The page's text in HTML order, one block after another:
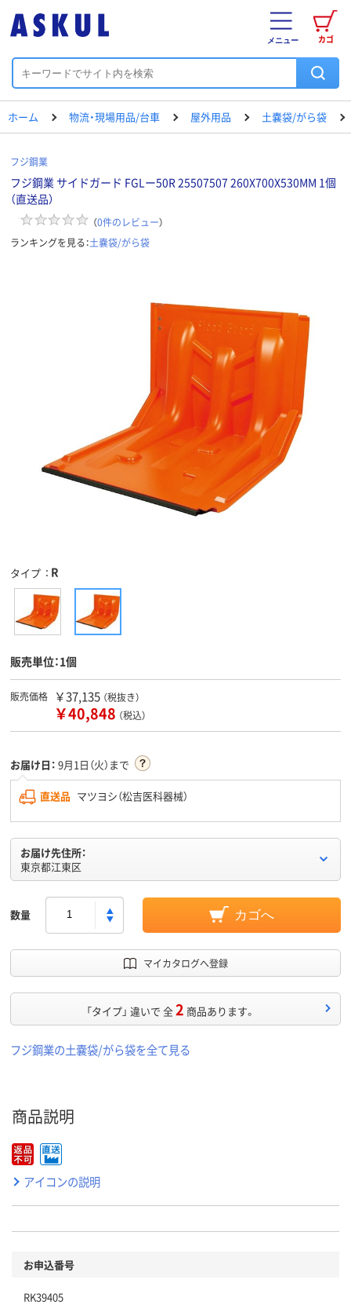
カゴ
メニュー
ホーム 物流・現場用品/台車 屋外用品 土嚢袋/がら袋
フジ鋼業
フジ鋼業 サイドガード FGLー50R 25507507 260X700X530MM 1個
（直送品）
（0件のレビュー）
ランキングを見る：土嚢袋/がら袋
タイプ R
販売単位：1個
販売価格 ￥37,135 （税抜き）
￥40,848 （税込）
お届け日： 9月1日（火）まで
直送品 マツヨシ（松吉医科器械）
お届け先住所：
東京都江東区
数量 カゴへ
マイカタログへ登録
「タイプ」 違いで 全2 商品あります。
フジ鋼業の土嚢袋/がら袋を全て見る
商品説明
アイコンの説明
お申込番号
RK39405